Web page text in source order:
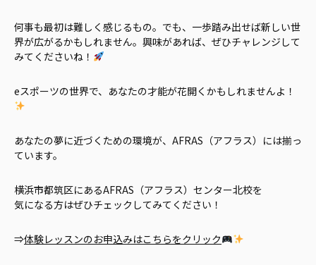
何事も最初は難しく感じるもの。でも、一歩踏み出せば新しい世
界が広がるかもしれません。興味があれば、ぜひチャレンジして
みてくださいね！
eスポーツの世界で、あなたの才能が花開くかもしれませんよ！
あなたの夢に近づくための環境が、AFRAS（アフラス）には揃っ
ています。
横浜市都筑区にあるAFRAS（アフラス）センター北校を
気になる方はぜひチェックしてみてください！
⇒体験レッスンのお申込みはこちらをクリック